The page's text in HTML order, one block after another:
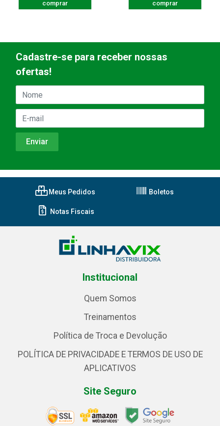
comprar
comprar
Cadastre-se para receber nossas
ofertas!
Meus Pedidos Boletos
Notas Fiscais
Institucional
Quem Somos
Treinamentos
Política de Troca e Devolução
POLÍTICA DE PRIVACIDADE E TERMOS DE USO DE
APLICATIVOS
Site Seguro